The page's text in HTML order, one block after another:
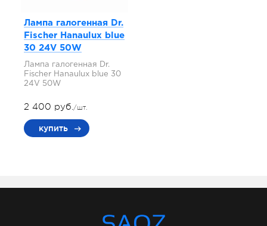
Лампа галогенная Dr.
Fischer Hanaulux blue
30 24V 50W
Лампа галогенная Dr.
Fischer Hanaulux blue 30
24V 50W
2 400 руб./шт.
купить